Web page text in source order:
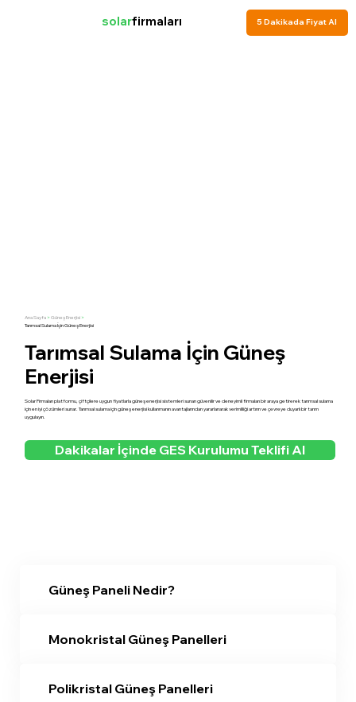
solarfirmaları 5 Dakikada Fiyat Al
Ana Sayfa >Güneş Enerjisi >
Tarımsal Sulama İçin Güneş Enerjisi
Tarımsal Sulama İçin Güneş
Enerjisi
Solar Firmaları platformu, çiftçilere uygun fiyatlarla güneş enerjisi sistemleri sunan güvenilir ve deneyimli firmaları bir araya getirerek tarımsal sulama
için en iyi çözümleri sunar. Tarımsal sulama için güneş enerjisi kullanmanın avantajlarından yararlanarak verimliliği artırın ve çevreye duyarlı bir tarım
uygulayın.
Dakikalar İçinde GES Kurulumu Teklifi Al
Güneş Paneli Nedir?
Monokristal Güneş Panelleri
Polikristal Güneş Panelleri